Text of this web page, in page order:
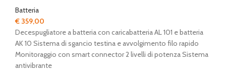
Batteria
€ 359,00
Decespugliatore a batteria con caricabatteria AL 101 e batteria
AK 10 Sistema di sgancio testina e avvolgimento filo rapido
Monitoraggio con smart connector 2 livelli di potenza Sistema
antivibrante